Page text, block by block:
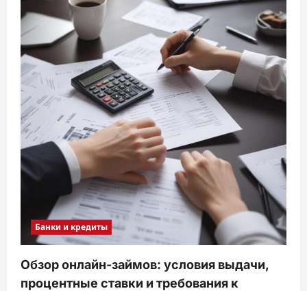
Банки и кредиты
Обзор онлайн-займов: условия выдачи,
процентные ставки и требования к